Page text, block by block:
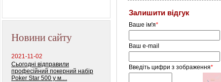
Новини сайту
2021-11-02
Сьогодні відправили
професійний покерний набір
Poker Star 500 у м....
Залишити відгук
Ваше ім'я*
Ваш e-mail
Введіть цифри з зображення*